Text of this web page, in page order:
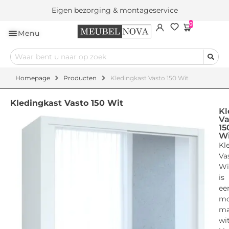
Eigen bezorging & montageservice
Menu
0
Homepage Producten Kledingkast Vasto 150 Wit
Kledingkast Vasto 150 Wit
is